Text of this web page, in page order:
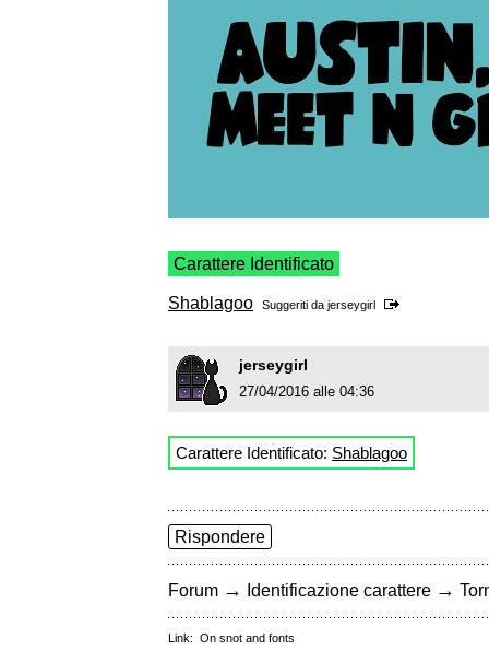
Carattere Identificato
Shablagoo Suggeriti da jerseygirl
jerseygirl
27/04/2016 alle 04:36
Carattere Identificato: Shablagoo
Rispondere
Forum → Identificazione carattere →
Link: On snot and fonts